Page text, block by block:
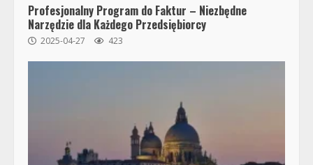
Profesjonalny Program do Faktur – Niezbędne
Narzędzie dla Każdego Przedsiębiorcy
2025-04-27 423